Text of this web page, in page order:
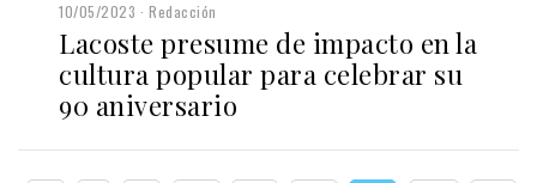
10/05/2023 Redacción
Lacoste presume de impacto en la
cultura popular para celebrar su
90 aniversario